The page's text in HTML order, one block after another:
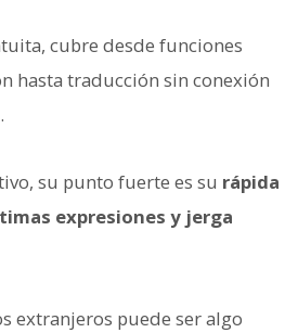
cubre desde funciones
hasta traducción sin conexión
su punto fuerte es su rápida
expresiones y jerga
extranjeros puede ser algo